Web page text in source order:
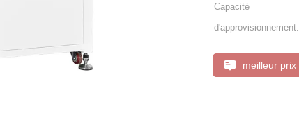
Capacité
d'approvisionnement:
meilleur prix